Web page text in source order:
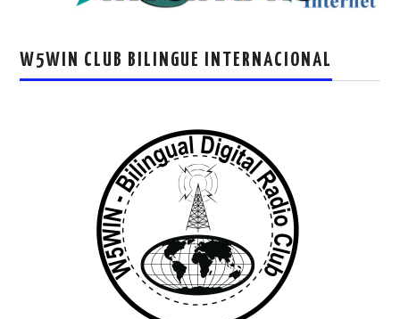
W5WIN CLUB BILINGUE INTERNACIONAL